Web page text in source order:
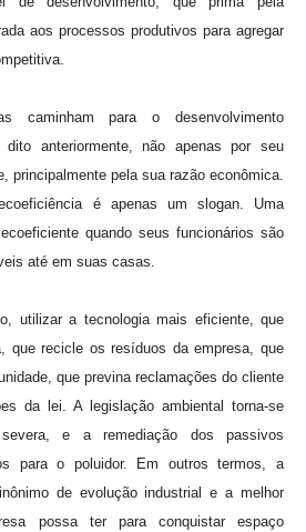
aos processos produtivos para agregar
caminham para o desenvolvimento
dito anteriormente, não apenas por seu
principalmente pela sua razão econômica.
é apenas um slogan. Uma
quando seus funcionários são
até em suas casas.
utilizar a tecnologia mais eficiente, que
que recicle os resíduos da empresa, que
que previna reclamações do cliente
da lei. A legislação ambiental torna-se
severa, e a remediação dos passivos
para o poluidor. Em outros termos, a
de evolução industrial e a melhor
possa ter para conquistar espaço